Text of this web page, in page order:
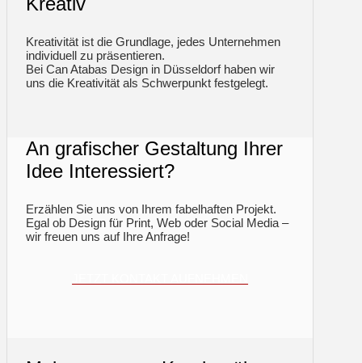
Kreativität ist die Grundlage, jedes Unternehmen
individuell zu präsentieren.
Bei Can Atabas Design in Düsseldorf haben wir
uns die Kreativität als Schwerpunkt festgelegt.
An grafischer Gestaltung Ihrer
Idee Interessiert?
Erzählen Sie uns von Ihrem fabelhaften Projekt.
Egal ob Design für Print, Web oder Social Media –
wir freuen uns auf Ihre Anfrage!